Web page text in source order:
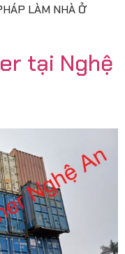
LÀM NHÀ Ở
tại Nghệ